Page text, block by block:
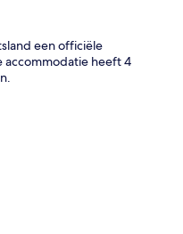
een officiële
accommodatie heeft 4